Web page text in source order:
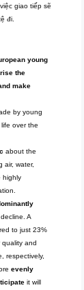
giao tiếp sẽ
đi.
young
the
make
by young
over the
about the
air, water,
highly
A
to just 23%
quality and
respectively,
evenly
it will